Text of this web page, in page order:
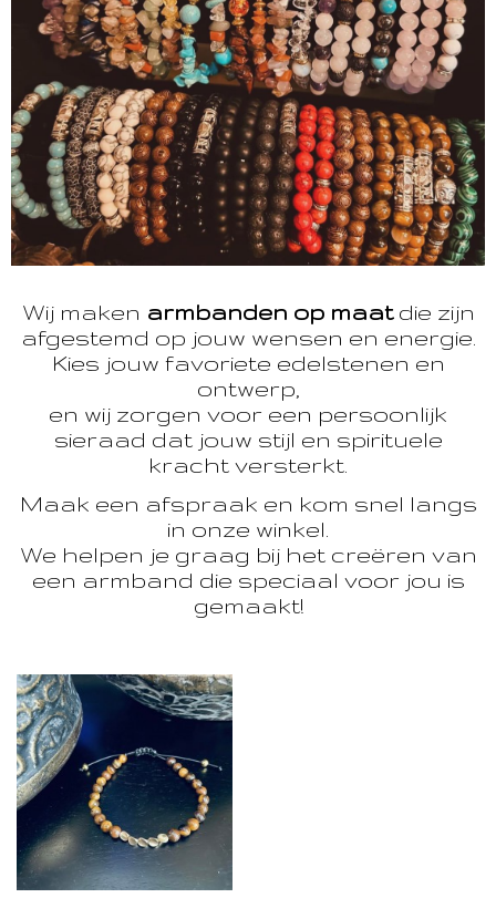
Wij maken armbanden op maatdie zijn
afgestemd op jouw wensen en energie.
Kies jouw favoriete edelstenen en
ontwerp,
en wij zorgen voor een persoonlijk
sieraad dat jouw stijl en spirituele
kracht versterkt.
Maak een afspraak en kom snel langs
in onze winkel.
We helpen je graag bij het creëren van
een armband die speciaal voor jou is
gemaakt!